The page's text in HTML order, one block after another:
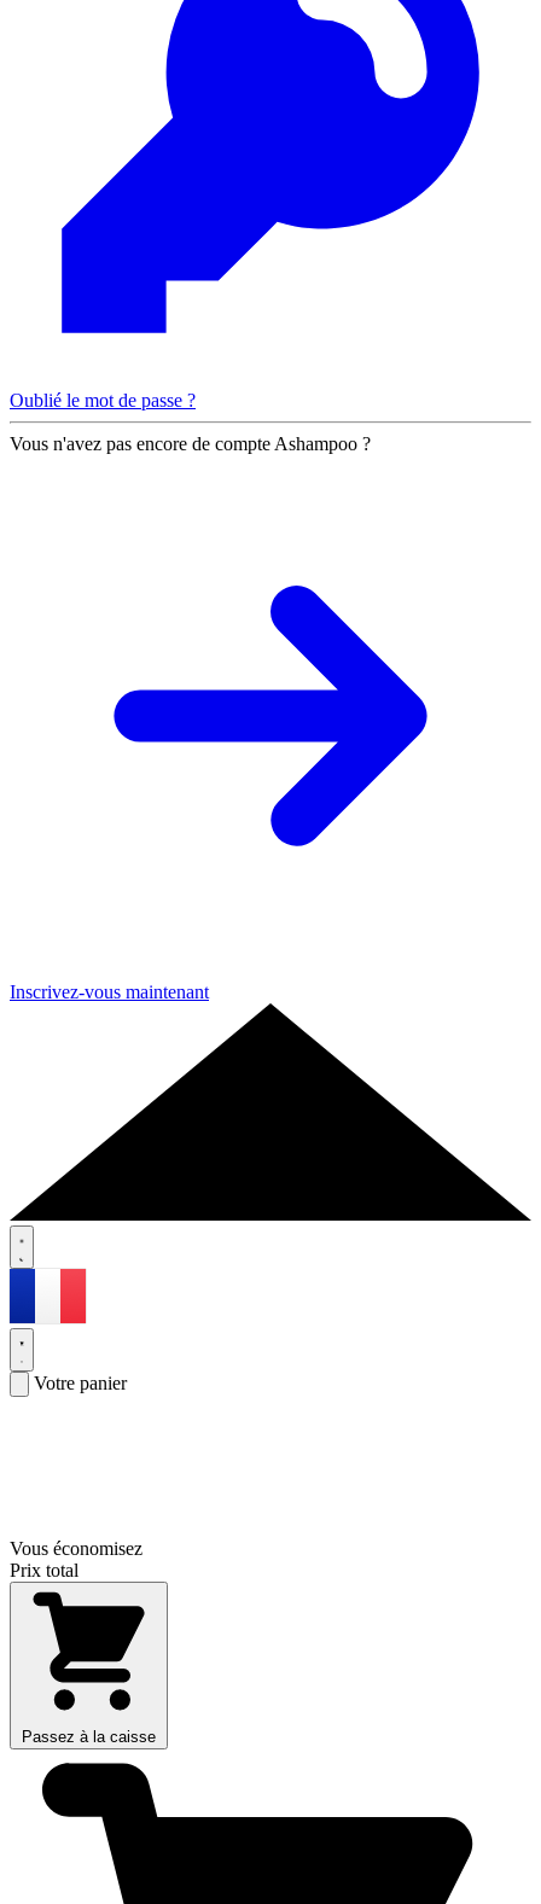
Oublié le mot de passe ?
Vous n'avez pas encore de compte Ashampoo ?
Inscrivez-vous maintenant
Votre panier
Vous économisez
Prix total
Passez à la caisse